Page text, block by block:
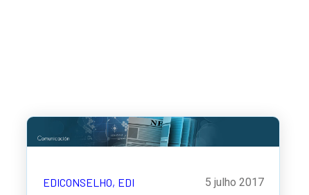
EDICONSELHO, EDI 5 julho 2017